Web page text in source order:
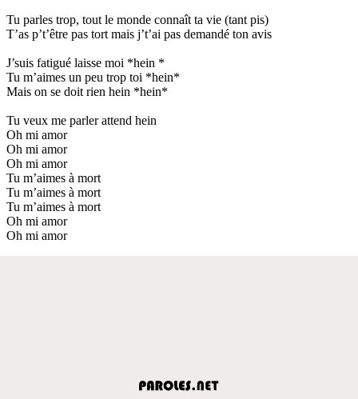
Tu parles trop, tout le monde connaît ta vie (tant pis)
T’as p’t’être pas tort mais j’t’ai pas demandé ton avis
J’suis fatigué laisse moi *hein *
Tu m’aimes un peu trop toi *hein*
Mais on se doit rien hein *hein*
Tu veux me parler attend hein
Oh mi amor
Oh mi amor
Oh mi amor
Tu m’aimes à mort
Tu m’aimes à mort
Tu m’aimes à mort
Oh mi amor
Oh mi amor